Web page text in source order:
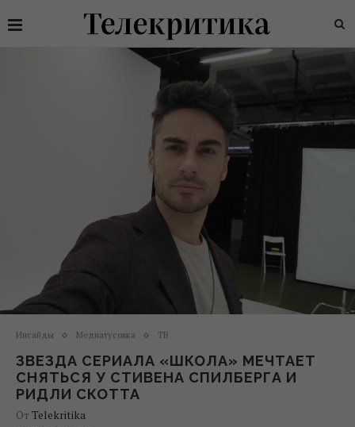
Инсайды Медиатусовка ТВ
ЗВЕЗДА СЕРИАЛА «ШКОЛА» МЕЧТАЕТ
СНЯТЬСЯ У СТИВЕНА СПИЛБЕРГА И
РИДЛИ СКОТТА
От Telekritika